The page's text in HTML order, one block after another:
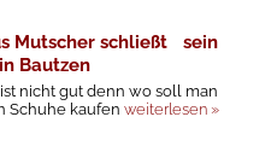
Mutscher schließt sein
Bautzen
ist nicht gut denn wo soll man
Schuhe kaufenweiterlesen »